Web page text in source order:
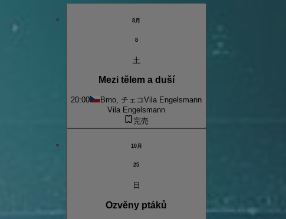
8月
8
土
Mezi tělem a duší
20:00 Brno, チェコVila Engelsmann
Vila Engelsmann
完売
10月
25
日
Ozvěny ptáků